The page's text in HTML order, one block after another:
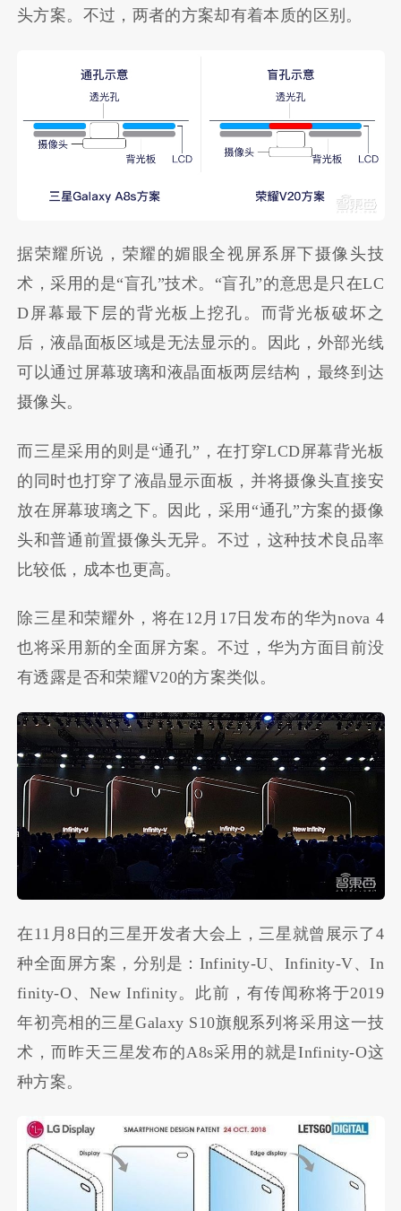
头方案。不过，两者的方案却有着本质的区别。
据荣耀所说，荣耀的媚眼全视屏系屏下摄像头技
术，采用的是“盲孔”技术。“盲孔”的意思是只在LC
D屏幕最下层的背光板上挖孔。而背光板破坏之
后，液晶面板区域是无法显示的。因此，外部光线
可以通过屏幕玻璃和液晶面板两层结构，最终到达
摄像头。
而三星采用的则是“通孔”，在打穿LCD屏幕背光板
的同时也打穿了液晶显示面板，并将摄像头直接安
放在屏幕玻璃之下。因此，采用“通孔”方案的摄像
头和普通前置摄像头无异。不过，这种技术良品率
比较低，成本也更高。
除三星和荣耀外，将在12月17日发布的华为nova 4
也将采用新的全面屏方案。不过，华为方面目前没
有透露是否和荣耀V20的方案类似。
在11月8日的三星开发者大会上，三星就曾展示了4
种全面屏方案，分别是：Infinity-U、Infinity-V、In
finity-O、New Infinity。此前，有传闻称将于2019
年初亮相的三星Galaxy S10旗舰系列将采用这一技
术，而昨天三星发布的A8s采用的就是Infinity-O这
种方案。